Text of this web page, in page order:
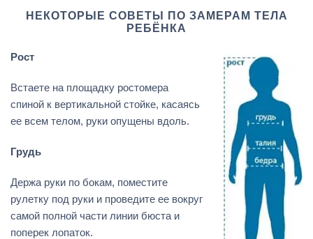
НЕКОТОРЫЕ СОВЕТЫ ПО ЗАМЕРАМ ТЕЛА
РЕБЁНКА
Рост
Встаете на площадку ростомера
спиной к вертикальной стойке, касаясь
ее всем телом, руки опущены вдоль.
Грудь
Держа руки по бокам, поместите
рулетку под руки и проведите ее вокруг
самой полной части линии бюста и
поперек лопаток.